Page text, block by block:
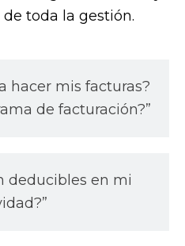
toda la gestión.
hacer mis facturas?
de facturación?”
deducibles en mi